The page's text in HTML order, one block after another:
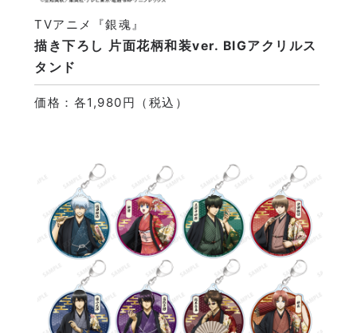
描き下ろし 片面花柄和装ver. BIGアクリルス
タンド
TVアニメ『銀魂』
価格：各1,980円（税込）